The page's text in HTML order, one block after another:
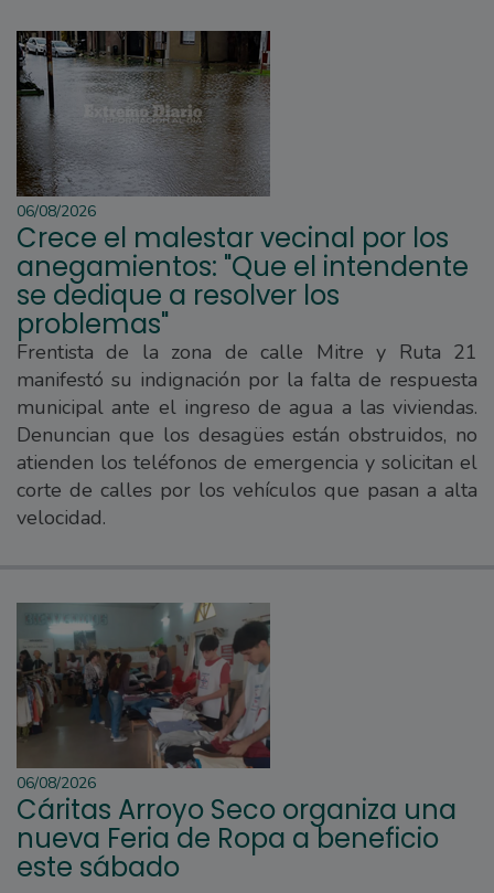
06/08/2026
Crece el malestar vecinal por los
anegamientos: "Que el intendente
se dedique a resolver los
problemas"
Frentista de la zona de calle Mitre y Ruta 21
manifestó su indignación por la falta de respuesta
municipal ante el ingreso de agua a las viviendas.
Denuncian que los desagües están obstruidos, no
atienden los teléfonos de emergencia y solicitan el
corte de calles por los vehículos que pasan a alta
velocidad.
06/08/2026
Cáritas Arroyo Seco organiza una
nueva Feria de Ropa a beneficio
este sábado